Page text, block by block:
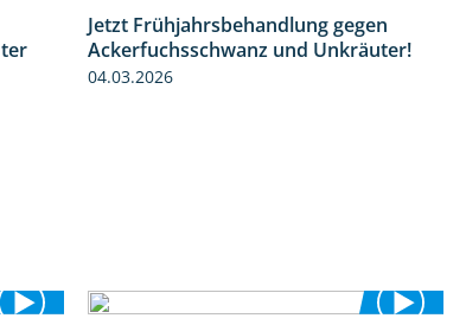
1:09
Jetzt Frühjahrsbehandlung gegen
Ackerfuchsschwanz und Unkräuter!
04.03.2026